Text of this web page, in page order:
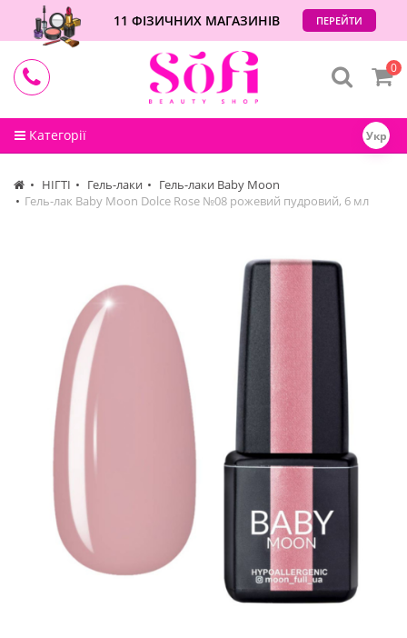
11 ФІЗИЧНИХ МАГАЗИНІВ ПЕРЕЙТИ
Категорії Укр
0
НІГТІ Гель-лаки
Гель-лаки Baby Moon
Гель-лак Baby Moon Dolce Rose №08 рожевий пудровий, 6 мл